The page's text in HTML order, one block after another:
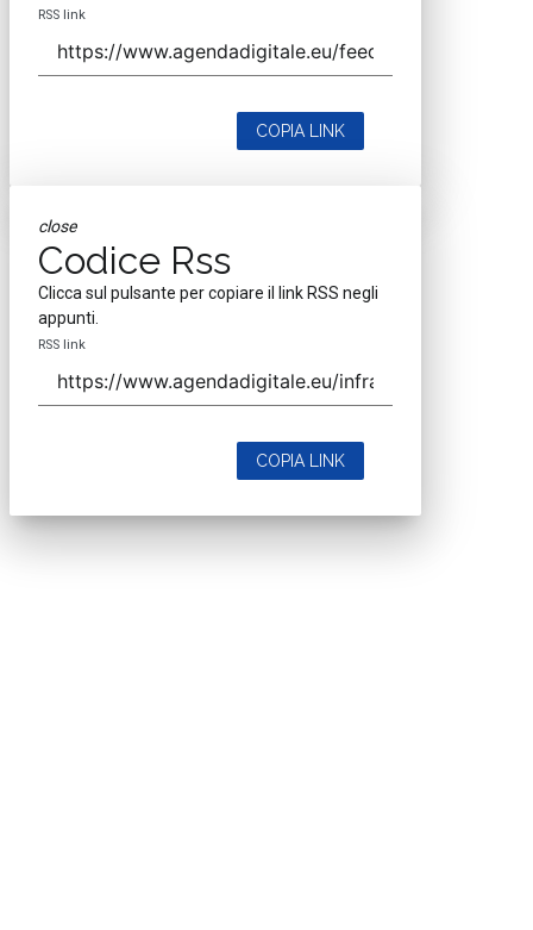
RSS link
COPIA LINK
close
Codice Rss
Clicca sul pulsante per copiare il link RSS negli
appunti.
RSS link
COPIA LINK